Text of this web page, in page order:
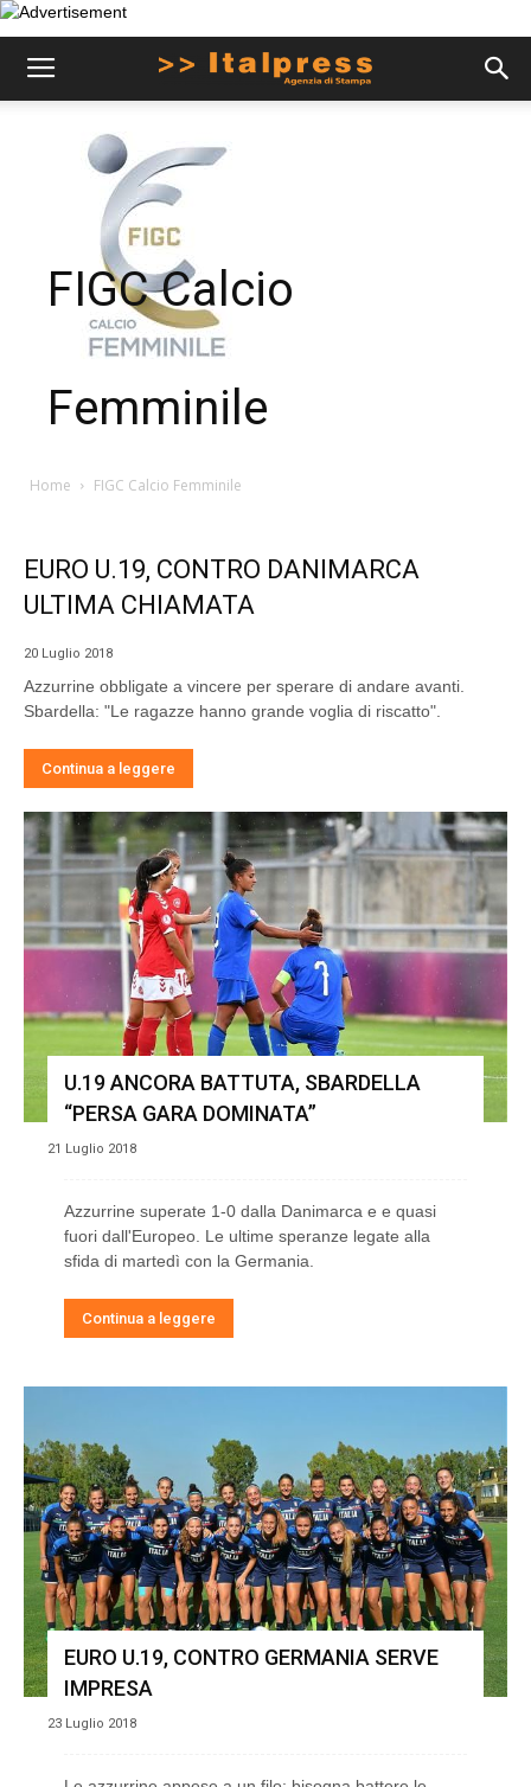
FIGC Calcio
Femminile
Home FIGC Calcio Femminile
EURO U.19, CONTRO DANIMARCA
ULTIMA CHIAMATA
20 Luglio 2018
Azzurrine obbligate a vincere per sperare di andare avanti.
Sbardella: "Le ragazze hanno grande voglia di riscatto".
Continua a leggere
U.19 ANCORA BATTUTA, SBARDELLA
“PERSA GARA DOMINATA”
21 Luglio 2018
Azzurrine superate 1-0 dalla Danimarca e e quasi
fuori dall'Europeo. Le ultime speranze legate alla
sfida di martedì con la Germania.
Continua a leggere
EURO U.19, CONTRO GERMANIA SERVE
IMPRESA
23 Luglio 2018